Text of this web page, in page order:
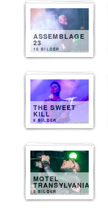
ASSEMBLAGE
23
10 BILDER
THE SWEET
KILL
8 BILDER
MOTEL
TRANSYLVANIA
8 BILDER